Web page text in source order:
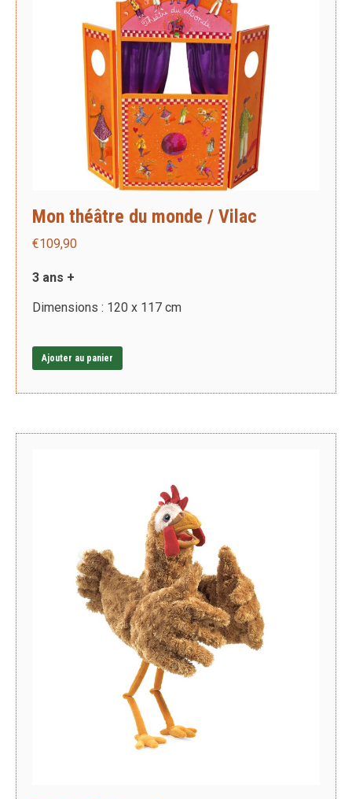
Mon théâtre du monde / Vilac
€109,90
3 ans +
Dimensions : 120 x 117 cm
Ajouter au panier